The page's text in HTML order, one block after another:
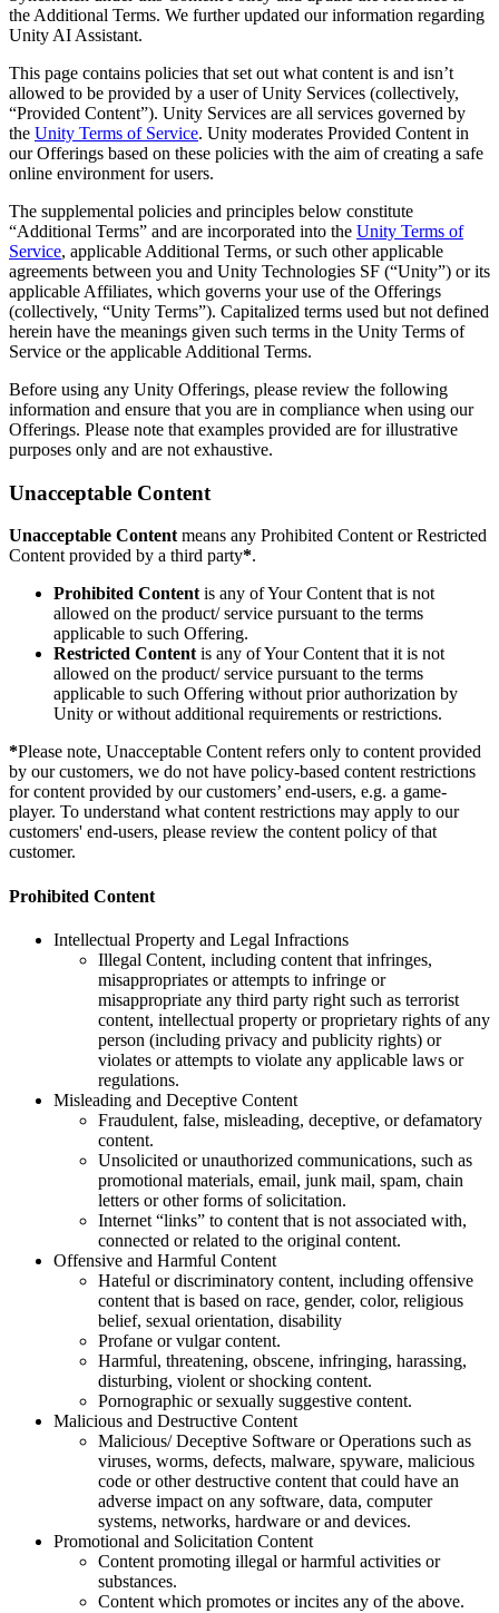
Unity
LiveOps
Анализ после запуска и операции с живыми играми
Развивайте
Привлечение пользователей
Будьте замечены и привлекайте мобильных пользователей
Встроенные покупки
Управляйте IAP в магазинах и D2C
Монетизация
Соединяйте игроков с подходящими играми
Рекламируйте с помощью Unity
Монетизируйте с помощью
Unity
Мобильные игры
Создавайте и развивайте мобильные хиты с Unity
Инди-игры
Выпускайте большие игры с небольшими командами
XR-игры
Запускайте XR-игры на разных платформах
Многопользовательские игры
Упрощенное создание многопользовательских игр
Торговля
Преобразовать опыт в магазине в онлайн-опыт
Автомобильная отрасль
Увеличьте инновации и впечатления в автомобиле
Посмотреть все отрасли
Дополнительная информация
Истории успеха
Истории успеха из реальной жизни
Руководства по лучшим практикам
Советы и хитрости от экспертов
Демо-версии, образцы и строительные блоки
Все ресурсы
Что нового
Блог
Обновления, информация и технические советы
Новости, истории и пресс-центр
Присоединяйтесь к разработчикам, креаторам и инсайдерам
Награды Unity
Празднование Unity-креаторов по всему миру
Практические руководства
Практические советы и лучшие практики
Образование
Для студентов
Запустите свою карьеру
Для преподавателей
Улучшите свое преподавание
Лицензия Education Grant
Принесите мощь Unity в ваше учебное заведение
Программы сертификации
Докажите свое мастерство в Unity
the Additional Terms. We further updated our information regarding
Unity AI Assistant.
This page contains policies that set out what content is and isn’t
allowed to be provided by a user of Unity Services (collectively,
“Provided Content”). Unity Services are all services governed by
the Unity Terms of Service. Unity moderates Provided Content in
our Offerings based on these policies with the aim of creating a safe
online environment for users.
The supplemental policies and principles below constitute
“Additional Terms” and are incorporated into the Unity Terms of
Service, applicable Additional Terms, or such other applicable
agreements between you and Unity Technologies SF (“Unity”) or its
applicable Affiliates, which governs your use of the Offerings
(collectively, “Unity Terms”). Capitalized terms used but not defined
herein have the meanings given such terms in the Unity Terms of
Service or the applicable Additional Terms.
Before using any Unity Offerings, please review the following
information and ensure that you are in compliance when using our
Offerings. Please note that examples provided are for illustrative
purposes only and are not exhaustive.
Unacceptable Content
Unacceptable Contentmeans any Prohibited Content or Restricted
Content provided by a third party*.
Prohibited Contentis any of Your Content that is not
allowed on the product/ service pursuant to the terms
applicable to such Offering.
Restricted Contentis any of Your Content that it is not
allowed on the product/ service pursuant to the terms
applicable to such Offering without prior authorization by
Unity or without additional requirements or restrictions.
*Please note, Unacceptable Content refers only to content provided
by our customers, we do not have policy-based content restrictions
for content provided by our customers’ end-users, e.g. a game-
player. To understand what content restrictions may apply to our
customers' end-users, please review the content policy of that
customer.
Prohibited Content
Intellectual Property and Legal Infractions
Illegal Content, including content that infringes,
misappropriates or attempts to infringe or
misappropriate any third party right such as terrorist
content, intellectual property or proprietary rights of any
person (including privacy and publicity rights) or
violates or attempts to violate any applicable laws or
regulations.
Misleading and Deceptive Content
Fraudulent, false, misleading, deceptive, or defamatory
content.
Unsolicited or unauthorized communications, such as
promotional materials, email, junk mail, spam, chain
letters or other forms of solicitation.
Internet “links” to content that is not associated with,
connected or related to the original content.
Offensive and Harmful Content
Hateful or discriminatory content, including offensive
content that is based on race, gender, color, religious
belief, sexual orientation, disability
Profane or vulgar content.
Harmful, threatening, obscene, infringing, harassing,
disturbing, violent or shocking content.
Pornographic or sexually suggestive content.
Malicious and Destructive Content
Malicious/ Deceptive Software or Operations such as
viruses, worms, defects, malware, spyware, malicious
code or other destructive content that could have an
adverse impact on any software, data, computer
systems, networks, hardware or and devices.
Promotional and Solicitation Content
Content promoting illegal or harmful activities or
substances.
Content which promotes or incites any of the above.